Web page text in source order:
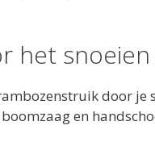
het
door je
en